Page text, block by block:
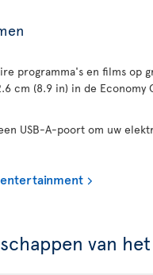
programma's en films op
cm (8.9 in) in de Economy
USB-A-poort om uw
van